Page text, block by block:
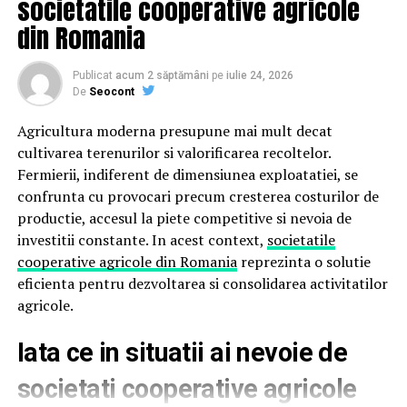
Dezavantaje ale vietii la tara
Te-au cucerit avantajele vietii la tara? Inainte de a-ti
planifica spontan mutarea si de a apela la serviciul de
inchirieri autoutilitare Constanta
, pentru a-ti
transporta lucrurile, ar trebui sa te gandesti la
posibilele dezavantaje pe care le are viata la tara. Aceste
puncte ar trebui luate in considerare.
Infrastructura limitata: infrastructura in regiunile
rurale este de obicei mai proasta decat in ​​oras. Acest
lucru se aplica diferitelor domenii:
Desi magazinul agricol este in apropiere, trebuie sa
accepti in continuare restrictii atunci cand faci
cumparaturi. Probabil va trebui sa mergi cu masina
sau sa apelezi la serviciul deinchirieri auto
Constanta pana la cel mai apropiat supermarket.
societatile cooperative agricole
din Romania
Publicat acum 2 săptămâni pe iulie 24, 2026
De Seocont
Agricultura moderna presupune mai mult decat
cultivarea terenurilor si valorificarea recoltelor.
Fermierii, indiferent de dimensiunea exploatatiei, se
confrunta cu provocari precum cresterea costurilor de
productie, accesul la piete competitive si nevoia de
investitii constante. In acest context, societatile
cooperative agricole din Romaniareprezinta o solutie
eficienta pentru dezvoltarea si consolidarea activitatilor
agricole.
Iata ce in situatii ai nevoie de
societati cooperative agricole